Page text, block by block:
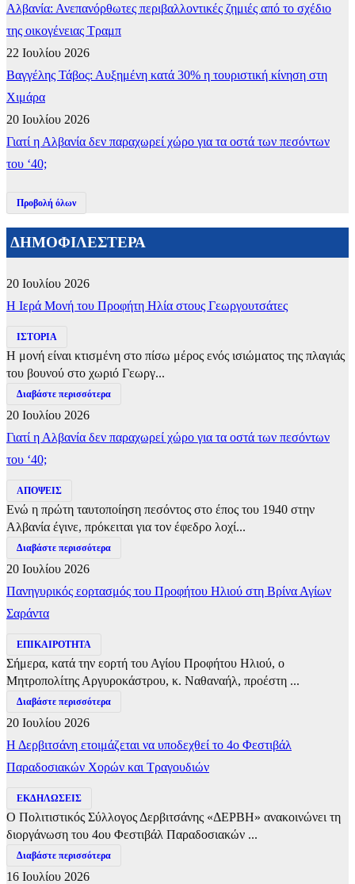
Αλβανία: Ανεπανόρθωτες περιβαλλοντικές ζημιές από το σχέδιο
της οικογένειας Τραμπ
22 Ιουλίου 2026
Βαγγέλης Τάβος: Αυξημένη κατά 30% η τουριστική κίνηση στη
Χιμάρα
20 Ιουλίου 2026
Γιατί η Αλβανία δεν παραχωρεί χώρο για τα οστά των πεσόντων
του ‘40;
Προβολή όλων
ΔΗΜΟΦΙΛΕΣΤΕΡΑ
20 Ιουλίου 2026
​Η Ιερά Μονή του Προφήτη Ηλία στους Γεωργουτσάτες
ΙΣΤΟΡΙΑ
Η μονή είναι κτισμένη στο πίσω μέρος ενός ισιώματος της πλαγιάς
του βουνού στο χωριό Γεωργ...
Διαβάστε περισσότερα
20 Ιουλίου 2026
Γιατί η Αλβανία δεν παραχωρεί χώρο για τα οστά των πεσόντων
του ‘40;
ΑΠΟΨΕΙΣ
Ενώ η πρώτη ταυτοποίηση πεσόντος στο έπος του 1940 στην
Αλβανία έγινε, πρόκειται για τον έφεδρο λοχί...
Διαβάστε περισσότερα
20 Ιουλίου 2026
Πανηγυρικός εορτασμός του Προφήτου Ηλιού στη Βρίνα Αγίων
Σαράντα
ΕΠΙΚΑΙΡΟΤΗΤΑ
Σήμερα, κατά την εορτή του Αγίου Προφήτου Ηλιού, ο
Μητροπολίτης Αργυροκάστρου, κ. Ναθαναήλ, προέστη ...
Διαβάστε περισσότερα
20 Ιουλίου 2026
Η Δερβιτσάνη ετοιμάζεται να υποδεχθεί το 4ο Φεστιβάλ
Παραδοσιακών Χορών και Τραγουδιών
ΕΚΔΗΛΩΣΕΙΣ
Ο Πολιτιστικός Σύλλογος Δερβιτσάνης «ΔΕΡΒΗ» ανακοινώνει τη
διοργάνωση του 4ου Φεστιβάλ Παραδοσιακών ...
Διαβάστε περισσότερα
16 Ιουλίου 2026